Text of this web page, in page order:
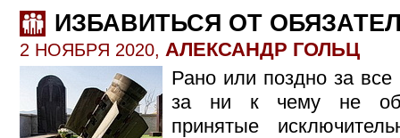
ИЗБАВИТЬСЯ ОТ
2 НОЯБРЯ 2020, АЛЕКСАНДР ГОЛЬЦ
Рано или поздно за
за ни к чему не
принятые